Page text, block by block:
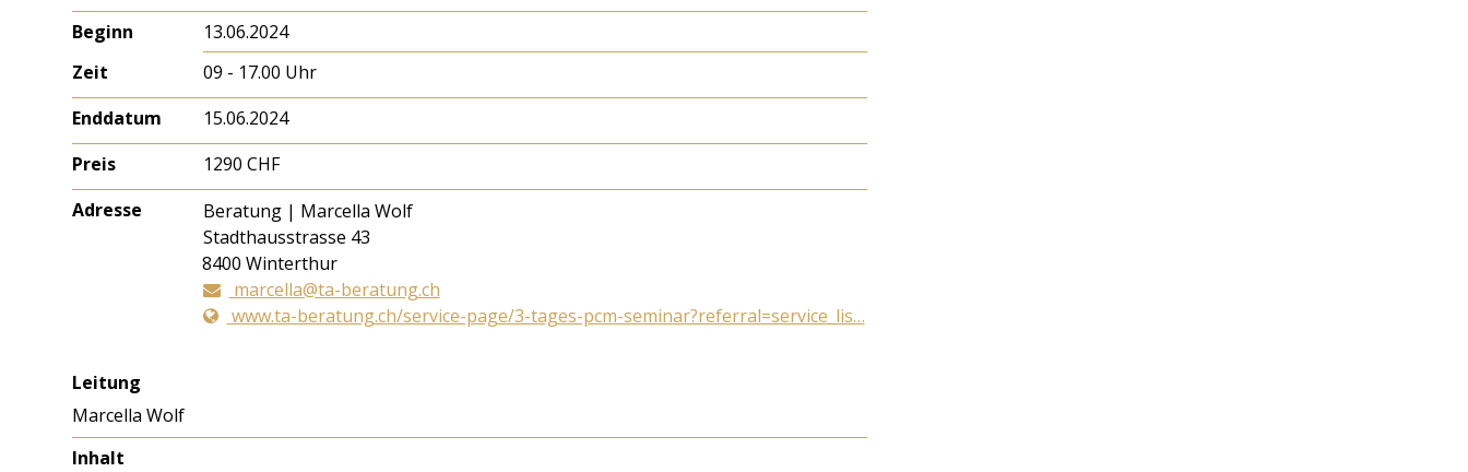
Beginn
13.06.2024
Zeit
09 - 17.00 Uhr
Enddatum
15.06.2024
Preis
1290 CHF
Adresse
Beratung | Marcella Wolf
Stadthausstrasse 43
8400 Winterthur
marcella@ta-beratung.ch
www.ta-beratung.ch/service-page/3-tages-pcm-seminar?referral=service_lis…
Leitung
Marcella Wolf
Inhalt